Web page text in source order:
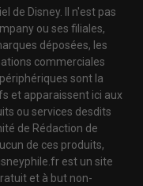
de Disney. Il n'est pas
ou ses filiales,
déposées, les
commerciales
sont la
et apparaissent ici aux
ou services desdits
de Rédaction de
de ces produits,
est un site
et à but non-